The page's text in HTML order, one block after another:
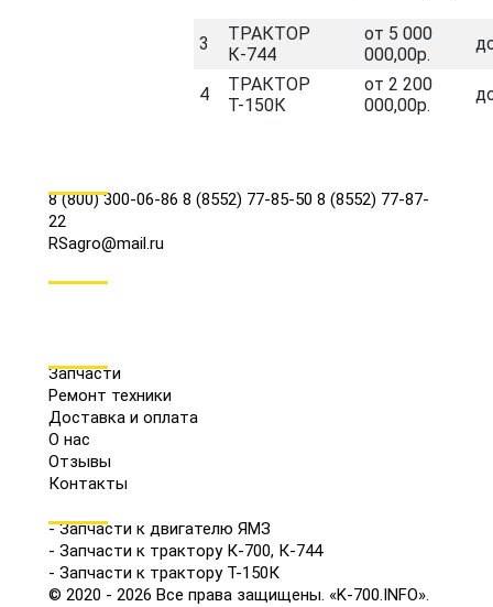
3
ТРАКТОР
К-744
от 5 000
000,00р.
4
ТРАКТОР
Т-150К
от 2 200
000,00р.
8 (800) 300-06-86 8 (8552) 77-85-50 8 (8552) 77-87-
22
RSagro@mail.ru
Запчасти
Ремонт техники
Доставка и оплата
О нас
Отзывы
Контакты
- Запчасти к двигателю ЯМЗ
- Запчасти к трактору К-700, К-744
- Запчасти к трактору Т-150К
© 2020 - 2026 Все права защищены. «K-700.INFO».